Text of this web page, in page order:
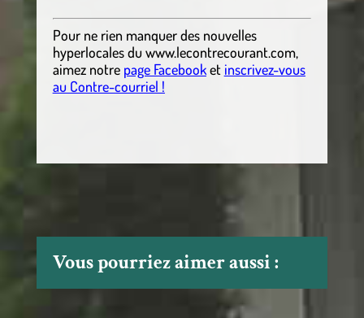
Pour ne rien manquer des nouvelles
hyperlocalesdu www.lecontrecourant.com,
aimez notre page Facebooket inscrivez-vous
au Contre-courriel !
Vous pourriez aimer aussi :